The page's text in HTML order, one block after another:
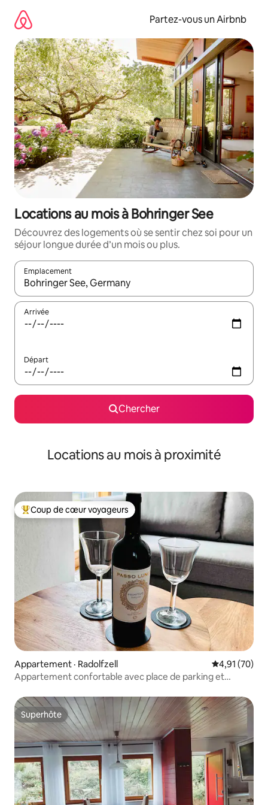
directement
contenu
Partez-vous un Airbnb
Locations au mois à Bohringer See
Découvrez des logements où se sentir chez soi pour un
séjour longue durée d’un mois ou plus.
Emplacement
Quand les résultats sont affichés, parcourez-les en utilisant
Arrivée
Départ
Chercher
Locations au mois à proximité
Coup de cœur voyageurs parmi les plus aimés
Coup de cœur voyageurs
Appartement · Radolfzell Note
4,91 (70)
Appartement confortable avec place de parking et
Superhôte
Superhôte